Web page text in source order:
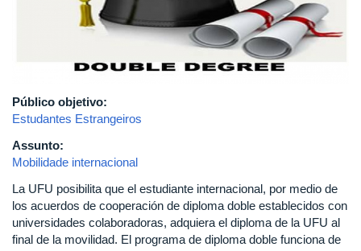
Público objetivo:
Estudantes Estrangeiros
Assunto:
Mobilidade internacional
La UFU posibilita que el estudiante internacional, por medio de
los acuerdos de cooperación de diploma doble establecidos con
universidades colaboradoras, adquiera el diploma de la UFU al
final de la movilidad. El programa de diploma doble funciona de